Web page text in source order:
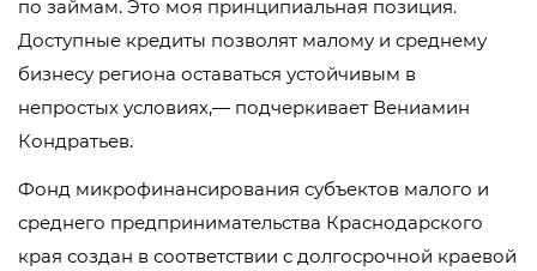
по займам. Это моя принципиальная позиция.
Доступные кредиты позволят малому и среднему
бизнесу региона оставаться устойчивым в
непростых условиях,— подчеркивает Вениамин
Кондратьев.
Фонд микрофинансирования субъектов малого и
среднего предпринимательства Краснодарского
края создан в соответствии с долгосрочной краевой